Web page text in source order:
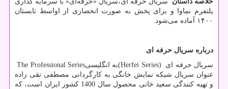
پلتفرم نماوا و برای پخش به صورت انحصاری از اواسط تابستان
۱۴۰۰ آماده می‌شود.
درباره سریال حرفه ای
سریال حرفه ای
(Herfei Series)به انگلیسیThe Professional Series
عنوان سریال شبکه نمایش خانگی به کارگردانی مصطفی تقی زاده
و تهیه کنندگی سعید خانی محصول سال 1400 کشور ایران است، که